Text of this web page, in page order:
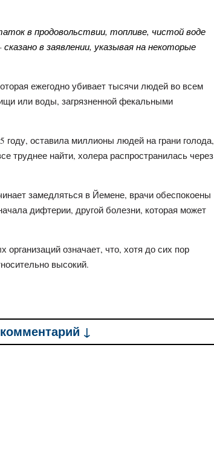
в продовольствии, топливе, чистой воде
в заявлении, указывая на некоторые
ежегодно убивает тысячи людей во всем
или воды, загрязненной фекальными
оставила миллионы людей на грани голода,
труднее найти, холера распространилась через
замедляться в Йемене, врачи обеспокоены
дифтерии, другой болезни, которая может
означает, что, хотя до сих пор
высокий.
↓